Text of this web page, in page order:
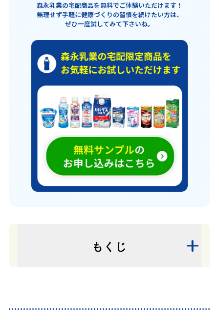
森永乳業の宅配商品を無料でご体験いただけます！
無理せず手軽に健康づくりの習慣を続けたい方は、
ぜひ一度試してみて下さいね。
もくじ
と不安」